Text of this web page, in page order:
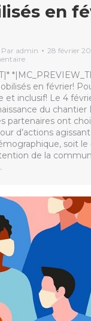
en
Par admin
28 février
en février!
et inclusif! Le 4
du
partenaires ont
d’actions
soit
de la